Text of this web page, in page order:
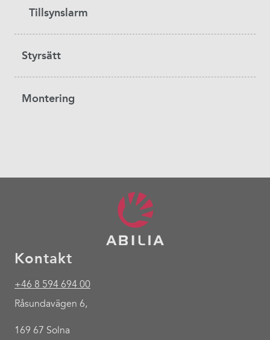
Tillsynslarm
Styrsätt
Montering
Kontakt
+46 8 594 694 00
Råsundavägen 6,
169 67 Solna